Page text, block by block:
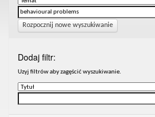
Rozpocznij nowe wyszukiwanie
Dodaj filtr:
Uzyj filtrów aby zagęścić wyszukiwanie.